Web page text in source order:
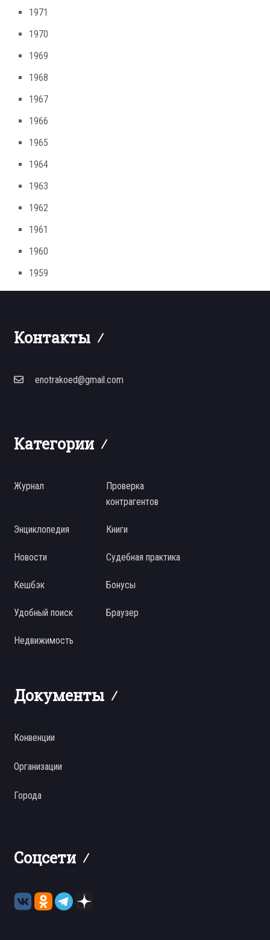
1971
1970
1969
1968
1967
1966
1965
1964
1963
1962
1961
1960
1959
Контакты
enotrakoed@gmail.com
Категории
Журнал
Проверка
контрагентов
Энциклопедия Книги
Новости Судебная практика
Кешбэк Бонусы
Удобный поиск Браузер
Недвижимость
Документы
Конвенции
Организации
Города
Соцсети